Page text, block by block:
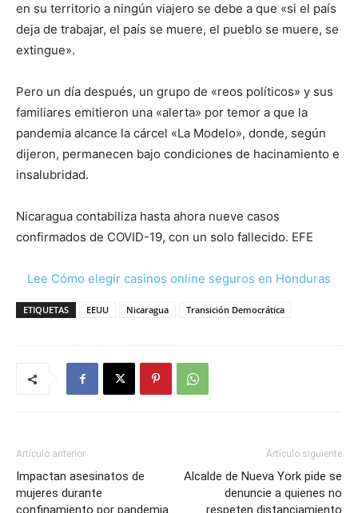
en su territorio a ningún viajero se debe a que «si el país
deja de trabajar, el país se muere, el pueblo se muere, se
extingue».
Pero un día después, un grupo de «reos políticos» y sus
familiares emitieron una «alerta» por temor a que la
pandemia alcance la cárcel «La Modelo», donde, según
dijeron, permanecen bajo condiciones de hacinamiento e
insalubridad.
Nicaragua contabiliza hasta ahora nueve casos
confirmados de COVID-19, con un solo fallecido. EFE
Lee Cómo elegir casinos online seguros en Honduras
ETIQUETAS EEUU Nicaragua Transición Democrática
Artículo anterior
Impactan asesinatos de
mujeres durante
confinamiento por pandemia
Artículo siguiente
Alcalde de Nueva York pide se
denuncie a quienes no
respeten distanciamiento